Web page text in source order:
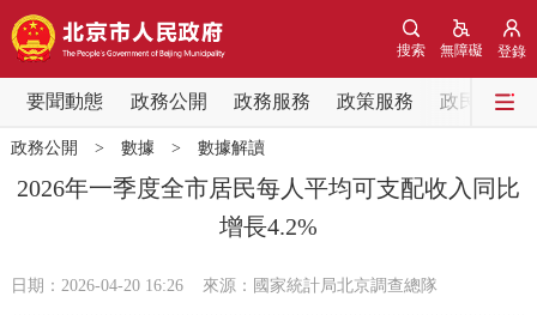
登錄
無障礙
搜索
要聞動態 政務公開 政務服務 政策服務 政民互動
要聞動態
黨中央精神 國務院資訊
會議資訊
政務公開 > 數據 > 數據解讀
2026年一季度全市居民每人平均可支配收入同比
增長4.2%
日期：2026-04-20 16:26 來源：國家統計局北京調查總隊